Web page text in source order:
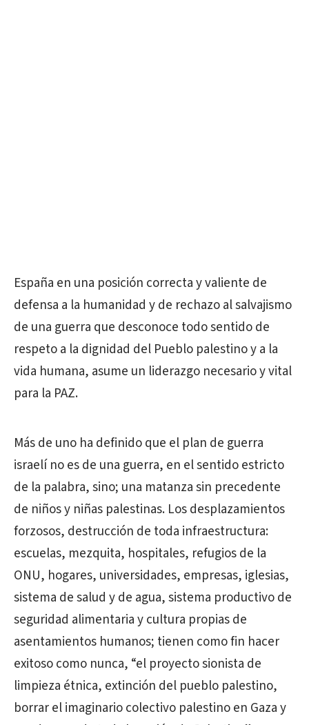
España en una posición correcta y valiente de
defensa a la humanidad y de rechazo al salvajismo
de una guerra que desconoce todo sentido de
respeto a la dignidad del Pueblo palestino y a la
vida humana, asume un liderazgo necesario y vital
para la PAZ.
Más de uno ha definido que el plan de guerra
israelí no es de una guerra, en el sentido estricto
de la palabra, sino; una matanza sin precedente
de niños y niñas palestinas. Los desplazamientos
forzosos, destrucción de toda infraestructura:
escuelas, mezquita, hospitales, refugios de la
ONU, hogares, universidades, empresas, iglesias,
sistema de salud y de agua, sistema productivo de
seguridad alimentaria y cultura propias de
asentamientos humanos; tienen como fin hacer
exitoso como nunca, “el proyecto sionista de
limpieza étnica, extinción del pueblo palestino,
borrar el imaginario colectivo palestino en Gaza y